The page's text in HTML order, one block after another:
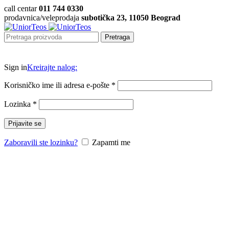
call centar011 744 0330
prodavnica/veleprodaja subotička 23, 11050 Beograd
Pretraga
Sign inKreirajte nalog:
Korisničko ime ili adresa e-pošte *
Lozinka *
Prijavite se
Zaboravili ste lozinku? Zapamti me